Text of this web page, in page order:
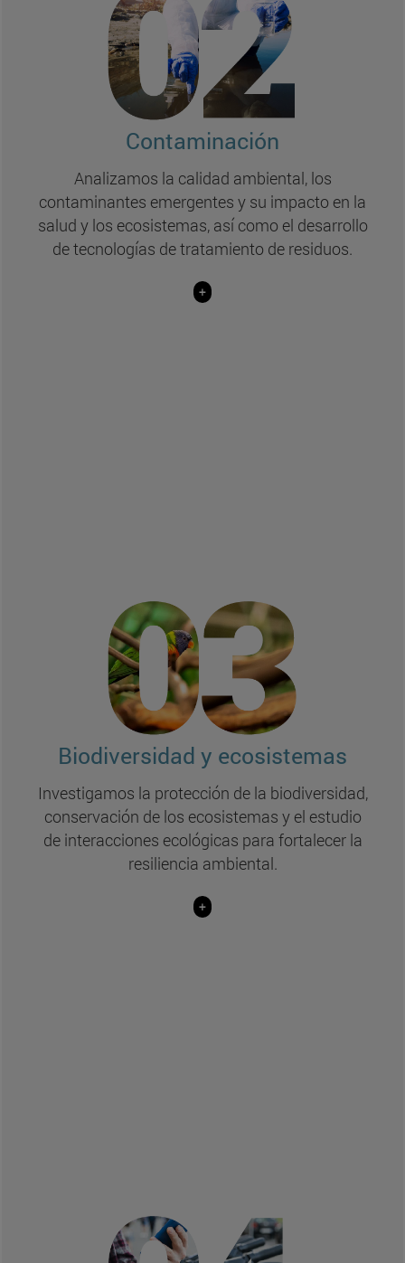
Contaminación
Analizamos la calidad ambiental, los
contaminantes emergentes y su impacto en la
salud y los ecosistemas, así como el desarrollo
de tecnologías de tratamiento de residuos.
+
(Ciencias y BIOMA)
Contaminantes emergentes y ecotoxicidad
(Ciencias y BIOMA)
Ciclos biogeoquímicos y salud ambiental
(Ciencias y BIOMA)
Contaminación y salud del suelo (Soil Health)
(Ciencias y BIOMA)
Gestión y tratamiento de aguas residuales
(Tecnun y BIOMA)
Biodiversidad y ecosistemas
Investigamos la protección de la biodiversidad,
conservación de los ecosistemas y el estudio
de interacciones ecológicas para fortalecer la
resiliencia ambiental.
+
Monitorización científica, gestión y servicios
ecosistemáticos
(Ciencias y BIOMA)
Biodiversidad y biología de la conservación en
un clima cambiante
(Ciencias y BIOMA)
Taxonomía, evolución y ciencia de datos
(Ciencias y BIOMA)
Interacciones microbioma-suelo-planta
(Ciencias y BIOMA)
Urbanismo y edificación sostenible
(Arquitectura y BIOMA)